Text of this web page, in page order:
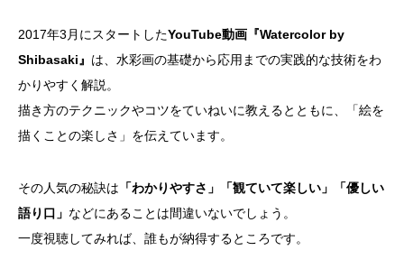
2017年3月にスタートしたYouTube動画『Watercolor by
Shibasaki』 は、水彩画の基礎から応用までの実践的な技術をわ
かりやすく解説。
描き方のテクニックやコツをていねいに教えるとともに、「絵を
描くことの楽しさ」を伝えています。
その人気の秘訣は 「わかりやすさ」「観ていて楽しい」「優しい
語り口」 などにあることは間違いないでしょう。
一度視聴してみれば、誰もが納得するところです。